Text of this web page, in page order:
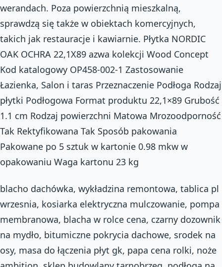
werandach. Poza powierzchnią mieszkalną,
sprawdzą się także w obiektach komercyjnych,
takich jak restauracje i kawiarnie. Płytka NORDIC
OAK OCHRA 22,1X89 azwa kolekcji Wood Concept
Kod katalogowy OP458-002-1 Zastosowanie
Łazienka, Salon i taras Przeznaczenie Podłoga Rodzaj
płytki Podłogowa Format produktu 22,1×89 Grubość
1.1 cm Rodzaj powierzchni Matowa Mrozoodporność
Tak Rektyfikowana Tak Sposób pakowania
Pakowane po 5 sztuk w kartonie 0.98 mkw w
opakowaniu Waga kartonu 23 kg
blacho dachówka, wykładzina remontowa, tablica pl
wrzesnia, kosiarka elektryczna mulczowanie, pompa
membranowa, blacha w rolce cena, czarny dozownik
na mydło, bitumiczne pokrycia dachowe, srodek na
osy, masa do łączenia płyt gk, papa cena rolki, noże